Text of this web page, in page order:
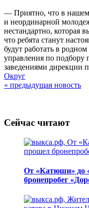
— Приятно, что в нашем
и неординарной
нестандартно, которая
что ребята станут
будут работать в
управления по подбору
заведениями дирекции
Округ
« предыдущая новость
Сейчас читают
От «Катюши» до
бронепробег